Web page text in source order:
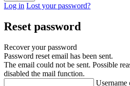
Log in Lost your password?
Reset password
Recover your password
Password reset email has been sent.
The email could not be sent. Possible
disabled the mail function.
Username